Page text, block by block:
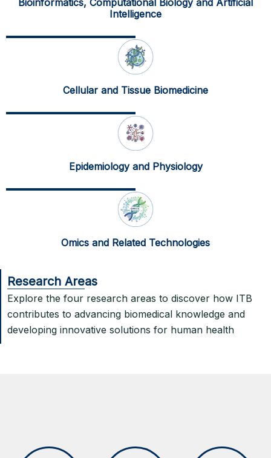
Bioinformatics, Computational Biology and Artificial
Intelligence
Cellular and Tissue Biomedicine
Epidemiology and Physiology
Omics and Related Technologies
Research Areas
Explore the four research areas to discover how ITB
contributes to advancing biomedical knowledge and
developing innovative solutions for human health